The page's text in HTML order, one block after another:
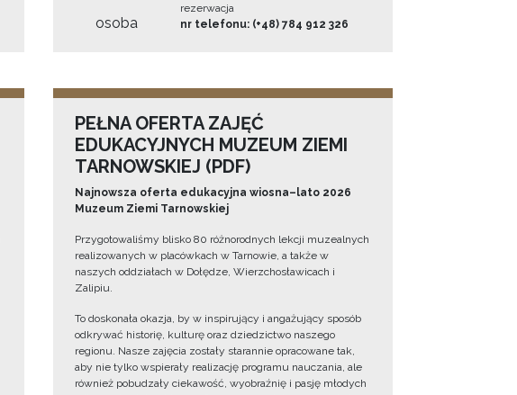
osoba
rezerwacja
nr telefonu: (+48) 784 912 326
PEŁNA OFERTA ZAJĘĆ
EDUKACYJNYCH MUZEUM ZIEMI
TARNOWSKIEJ (PDF)
Najnowsza oferta edukacyjna wiosna–lato 2026
Muzeum Ziemi Tarnowskiej
Przygotowaliśmy blisko 80 różnorodnych lekcji muzealnych
realizowanych w placówkach w Tarnowie, a także w
naszych oddziałach w Dołędze, Wierzchosławicach i
Zalipiu.
To doskonała okazja, by w inspirujący i angażujący sposób
odkrywać historię, kulturę oraz dziedzictwo naszego
regionu. Nasze zajęcia zostały starannie opracowane tak,
aby nie tylko wspierały realizację programu nauczania, ale
również pobudzały ciekawość, wyobraźnię i pasję młodych